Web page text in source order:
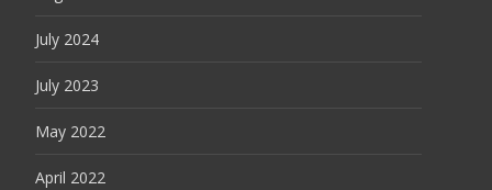
July 2024
July 2023
May 2022
April 2022